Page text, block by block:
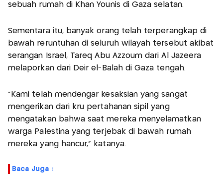
sebuah rumah di Khan Younis di Gaza selatan.
Sementara itu, banyak orang telah terperangkap di
bawah reruntuhan di seluruh wilayah tersebut akibat
serangan Israel, Tareq Abu Azzoum dari Al Jazeera
melaporkan dari Deir el-Balah di Gaza tengah.
“Kami telah mendengar kesaksian yang sangat
mengerikan dari kru pertahanan sipil yang
mengatakan bahwa saat mereka menyelamatkan
warga Palestina yang terjebak di bawah rumah
mereka yang hancur,” katanya.
Baca Juga :